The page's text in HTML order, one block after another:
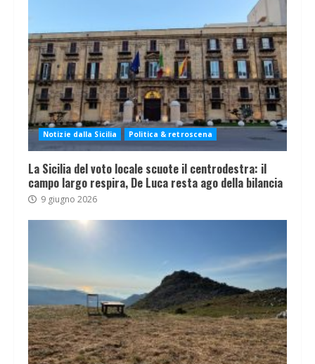
Notizie dalla Sicilia Politica & retroscena
La Sicilia del voto locale scuote il centrodestra: il
campo largo respira, De Luca resta ago della bilancia
9 giugno 2026